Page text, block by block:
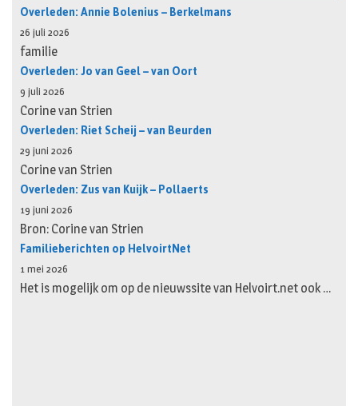
Overleden: Annie Bolenius – Berkelmans
26 juli 2026
familie
Overleden: Jo van Geel – van Oort
9 juli 2026
Corine van Strien
Overleden: Riet Scheij – van Beurden
29 juni 2026
Corine van Strien
Overleden: Zus van Kuijk – Pollaerts
19 juni 2026
Bron: Corine van Strien
Familieberichten op HelvoirtNet
1 mei 2026
Het is mogelijk om op de nieuwssite van Helvoirt.net ook …